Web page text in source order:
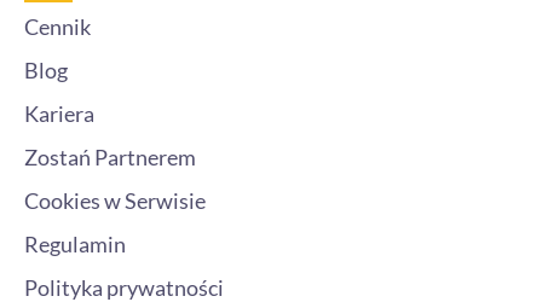
Cennik
Blog
Kariera
Zostań Partnerem
Cookies w Serwisie
Regulamin
Polityka prywatności